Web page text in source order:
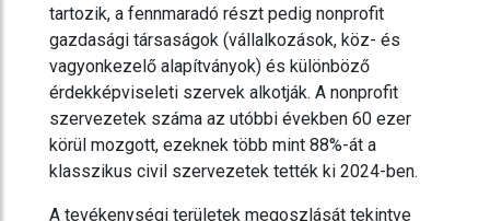
tartozik, a fennmaradó részt pedig nonprofit
gazdasági társaságok (vállalkozások, köz- és
vagyonkezelő alapítványok) és különböző
érdekképviseleti szervek alkotják. A nonprofit
szervezetek száma az utóbbi években 60 ezer
körül mozgott, ezeknek több mint 88%-át a
klasszikus civil szervezetek tették ki 2024-ben.
A tevékenységi területek megoszlását tekintve